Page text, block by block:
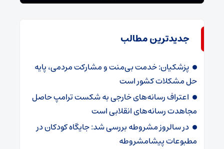
جدیدترین مطالب
پزشکیان: خدمت بی‌منت و مشارکت مردمی، پایه
حل مشکلات کشور است
اعتراف رسانه‌های خارجی به شکست ترامپ حاصل
مجاهدت رسانه‌های انقلابی است
در سالروز مشروطه بررسی شد: جایگاه کودکان در
مطبوعات پیشامشروطه